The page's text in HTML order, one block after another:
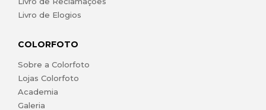
Livro de Elogios
COLORFOTO
Sobre a Colorfoto
Lojas Colorfoto
Academia
Galeria